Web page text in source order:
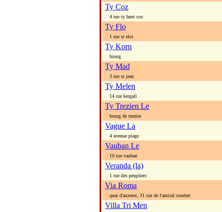
Ty Coz
4 rue ty hent coz
Ty Flo
1 rue st eloi
Ty Korn
bourg
Ty Mad
3 rue st jean
Ty Melen
14 rue kergall
Ty Trezien Le
bourg de trezien
Vague La
4 avenue plage
Vauban Le
10 rue vauban
Veranda (la)
1 rue des peupliers
Via Roma
quai d'auxerre, 31 rue de l'amiral courbet
Villa Tri Men